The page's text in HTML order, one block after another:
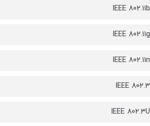
IEEE ۸۰۲.۱۱b
IEEE ۸۰۲.۱۱g
IEEE ۸۰۲.۱۱n
IEEE ۸۰۲.۳
IEEE ۸۰۲.۳U